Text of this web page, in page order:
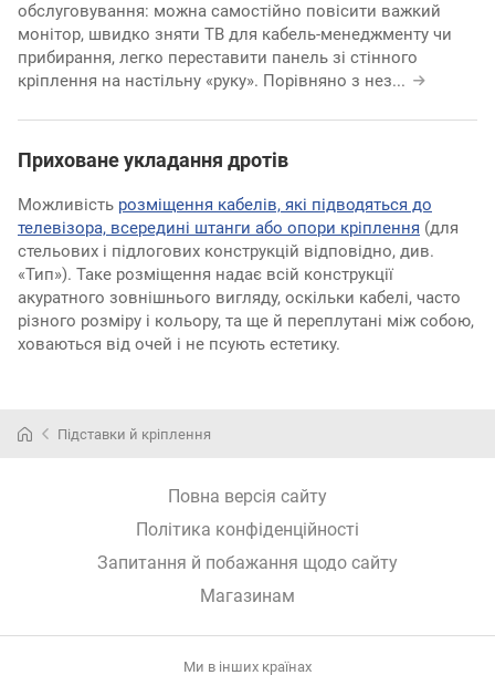
обслуговування: можна самостійно повісити важкий
монітор, швидко зняти ТВ для кабель-менеджменту чи
прибирання, легко переставити панель зі стінного
кріплення на настільну «руку». Порівняно з нез...
Приховане укладання дротів
Можливість розміщення кабелів, які підводяться до
телевізора, всередині штанги або опори кріплення (для
стельових і підлогових конструкцій відповідно, див.
«Тип»). Таке розміщення надає всій конструкції
акуратного зовнішнього вигляду, оскільки кабелі, часто
різного розміру і кольору, та ще й переплутані між собою,
ховаються від очей і не псують естетику.
Підставки й кріплення
Повна версія сайту
Політика конфіденційності
Запитання й побажання щодо сайту
Магазинам
Ми в інших країнах